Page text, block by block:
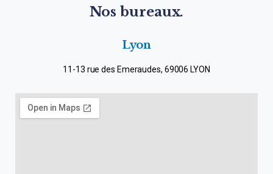
Nos bureaux.
Lyon
11-13 rue des Emeraudes, 69006 LYON